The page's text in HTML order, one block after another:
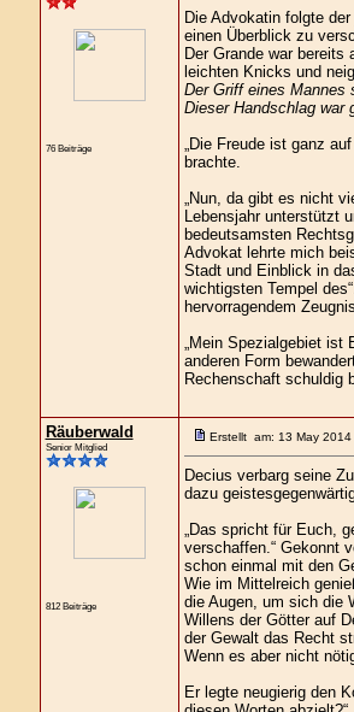
76 Beiträge
Die Advokatin folgte
einen Überblick zu
Der Grande war
leichten Knicks und
Der Griff eines Mannes
Dieser Handschlag war
„Die Freude ist ganz
brachte.
„Nun, da gibt es nicht
Lebensjahr unterstützt
bedeutsamsten
Advokat lehrte mich
Stadt und Einblick in
wichtigsten Tempel des“
hervorragendem
„Mein Spezialgebiet ist
anderen Form
Rechenschaft schuldig
Räuberwald
Senior Mitglied
812 Beiträge
Erstellt am: 13 May
Decius verbarg seine
dazu
„Das spricht für Euch,
verschaffen.“ Gekonnt
schon einmal mit den
Wie im Mittelreich
die Augen, um sich die
Willens der Götter auf
der Gewalt das Recht
Wenn es aber nicht
Er legte neugierig den